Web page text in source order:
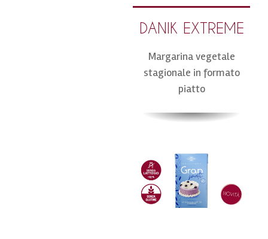
DANIK EXTREME
Margarina vegetale
stagionale in formato
piatto